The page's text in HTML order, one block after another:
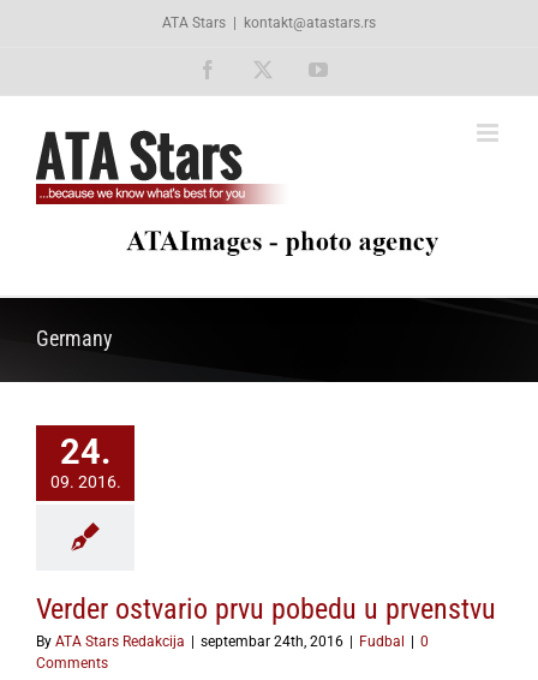
ATA Stars kontakt@atastars.rs
Facebook YouTube
Germany
24.
09. 2016.
Verder ostvario prvu pobedu u prvenstvu
By ATA Stars Redakcija | septembar 24th, 2016 | Fudbal | 0
Comments